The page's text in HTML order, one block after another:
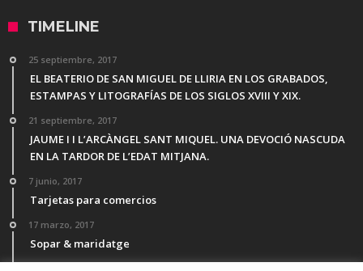
TIMELINE
25 septiembre, 2017
EL BEATERIO DE SAN MIGUEL DE LLIRIA EN LOS GRABADOS,
ESTAMPAS Y LITOGRAFÍAS DE LOS SIGLOS XVIII Y XIX.
21 septiembre, 2017
JAUME I I L’ARCÀNGEL SANT MIQUEL. UNA DEVOCIÓ NASCUDA
EN LA TARDOR DE L’EDAT MITJANA.
7 junio, 2017
Tarjetas para comercios
17 marzo, 2017
Sopar & maridatge